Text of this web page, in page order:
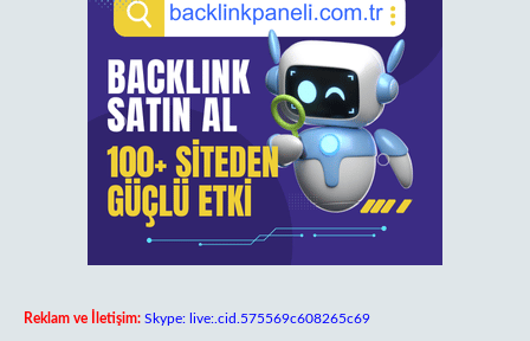
Reklam ve İletişim: Skype: live:.cid.575569c608265c69